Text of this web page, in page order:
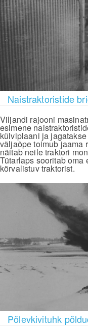
Naistraktoristide
Viljandi rajooni
esimene
külviplaani ja
väljaõpe toimub jaama
näitab neile traktori
Tütarlaps sooritab oma
kõrvalistuv traktorist.
Põlevkivituhk